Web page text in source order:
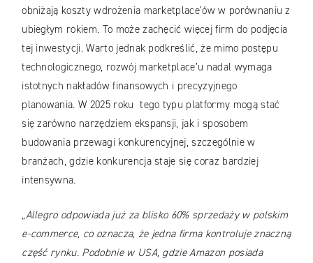
obniżają koszty wdrożenia marketplace’ów w porównaniu z
ubiegłym rokiem. To może zachęcić więcej firm do podjęcia
tej inwestycji. Warto jednak podkreślić, że mimo postępu
technologicznego, rozwój marketplace’u nadal wymaga
istotnych nakładów finansowych i precyzyjnego
planowania. W 2025 roku tego typu platformy mogą stać
się zarówno narzędziem ekspansji, jak i sposobem
budowania przewagi konkurencyjnej, szczególnie w
branżach, gdzie konkurencja staje się coraz bardziej
intensywna.
„Allegro odpowiada już za blisko 60% sprzedaży w polskim
e-commerce, co oznacza, że jedna firma kontroluje znaczną
część rynku. Podobnie w USA, gdzie Amazon posiada